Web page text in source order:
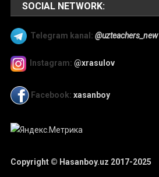
SOCIAL NETWORK:
Telegram kanal: @uzteachers_new
Instagram: @xrasulov
Facebook: xasanboy
Copyright © Hasanboy.uz 2017-2025